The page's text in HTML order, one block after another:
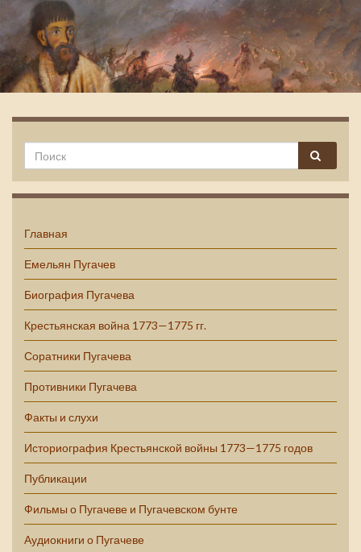
Емельян Пугачев
Главная
Емельян Пугачев
Биография Пугачева
Крестьянская война 1773—1775 гг.
Соратники Пугачева
Противники Пугачева
Факты и слухи
Историография Крестьянской войны 1773—1775 годов
Публикации
Фильмы о Пугачеве и Пугачевском бунте
Аудиокниги о Пугачеве